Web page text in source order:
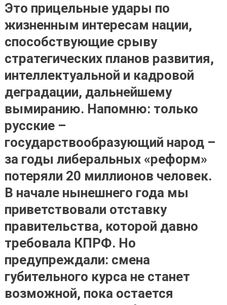
Это прицельные удары по
жизненным интересам нации,
способствующие срыву
стратегических планов развития,
интеллектуальной и кадровой
деградации, дальнейшему
вымиранию. Напомню: только
русские –
государствообразующий народ –
за годы либеральных «реформ»
потеряли 20 миллионов человек.
В начале нынешнего года мы
приветствовали отставку
правительства, которой давно
требовала КПРФ. Но
предупреждали: смена
губительного курса не станет
возможной, пока остается